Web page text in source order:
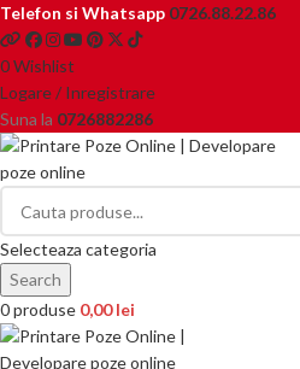
Telefon si Whatsapp 0726.88.22.86
0Wishlist
Logare / Inregistrare
Suna la 0726882286
Selecteaza categoria
Search
0produse 0,00lei